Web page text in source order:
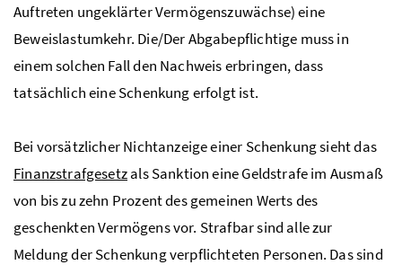
Auftreten ungeklärter Vermögenszuwächse) eine
Beweislastumkehr. Die/Der Abgabepflichtige muss in
einem solchen Fall den Nachweis erbringen, dass
tatsächlich eine Schenkung erfolgt ist.
Bei vorsätzlicher Nichtanzeige einer Schenkung sieht das
Finanzstrafgesetzals Sanktion eine Geldstrafe im Ausmaß
von bis zu zehn Prozent des gemeinen Werts des
geschenkten Vermögens vor. Strafbar sind alle zur
Meldung der Schenkung verpflichteten Personen. Das sind